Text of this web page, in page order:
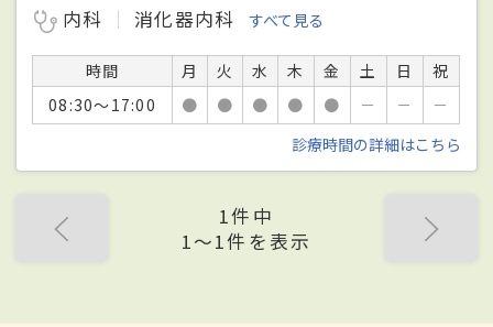
内科
消化器内科 すべて見る
時間 月 火 水 木 金 土 日
祝
08:30～17:00
● ● ● ● ● － －
－
診療時間の詳細はこちら
1件中
1〜1件を表示